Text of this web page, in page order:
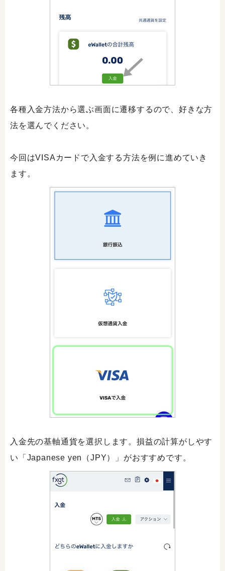
各種入金方法から選ぶ画面に遷移するので、好きな方
法を選んでください。
今回はVISAカードで入金する方法を例に進めていき
ます。
入金先の基軸通貨を選択します。損益の計算がしやす
い「Japanese yen（JPY）」がおすすめです。